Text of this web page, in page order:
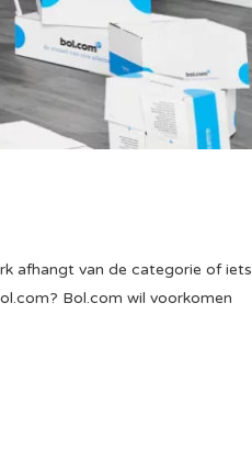
afhangt van de categorie of iets
Bol.com wil voorkomen